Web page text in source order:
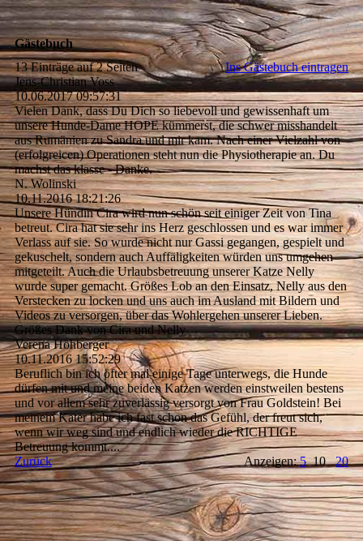
Gästebuch
13 Einträge auf 2 Seiten
Ins Gästebuch eintragen
Jens-Christian Voss
10.06.2017 09:57:31
Vielen Dank, dass Du Dich so liebevoll und gewissenhaft um
unsere Hunde-Dame HOPE kümmerst, die schwer misshandelt
aus Rumänien zu Sandra und mir kam. Nach einer Vielzahl von
(erfolgreicen) Operationen steht nun die Physiotherapie an. Du
machst das klasse - Danke.
N. Wolinski
10.11.2016 18:21:26
Unsere Hündin Cira wird nun schön seit einiger Zeit von Tina
betreut. Cira hat sie sehr ins Herz geschlossen und es war immer
Verlass auf sie. So wurde nicht nur Gassi gegangen, gespielt und
gekuschelt, sondern auch Auffäligkeiten würden uns umgehen
mitgeteilt. Auch die Urlaubsbetreuung unserer Katze Nelly
wurde super gemacht. Größes Lob an den Einsatz, Nelly aus den
Verstecken zu locken und uns auch im Ausland mit Bildern und
Videos zu versorgen, über das Wohlergehen unserer Lieben.
Größes Dank von Cira und Nelly
Verena Höhberger
10.11.2016 15:52:29
Beruflich bin ich öfter mal einige Tage unterwegs, die Hunde
dürfen mit und meine beiden Katzen werden einstweilen bestens
und vor allem sehr zuverlässig versorgt von Frau Goldstein! Bei
meinem Kater habe ich fast schon das Gefühl, der freut sich,
wenn wir weg sind und endlich wieder die RICHTIGE
Betreuung kommt....
Zurück
Anzeigen:51020